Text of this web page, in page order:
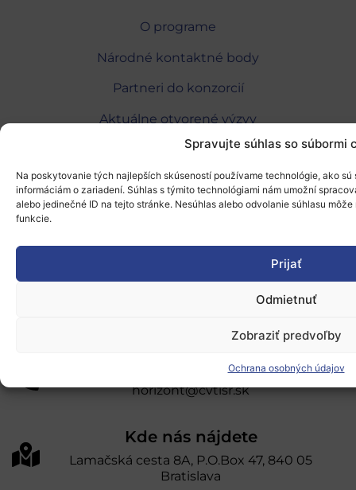
Spravujte súhlas so súbormi
Na poskytovanie tých najlepších skúseností používame technológie, ako
informáciám o zariadení. Súhlas s týmito technológiami nám umožní
alebo jedinečné ID na tejto stránke. Nesúhlas alebo odvolanie súhlasu
funkcie.
Prijať
Odmietnuť
Zobraziť predvoľby
Ochrana osobných údajov
O programe
Národné kontaktné body
Partneri do konzorcií
Aktuálne otvorené výzvy
Kaskádové financovanie
Odber newslettera
prevádzkuje Centrum vedecko-technických
Kontakty
horizont@cvtisr.sk
Kde nás nájdete
Lamačská cesta 8A, P.O.Box 47, 840 05
Bratislava